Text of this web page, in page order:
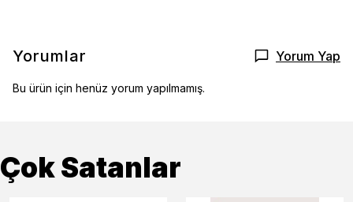
Yorumlar Yorum Yap
Bu ürün için henüz yorum yapılmamış.
Çok Satanlar